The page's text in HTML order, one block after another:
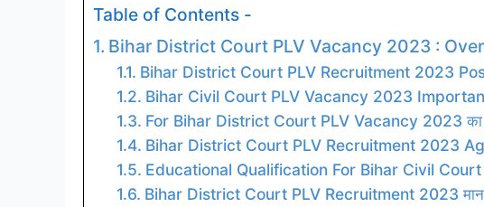
Table of Contents -
Bihar District Court PLV Vacancy 2023 :
Bihar District Court PLV Recruitment 2023
Bihar Civil Court PLV Vacancy 2023
For Bihar District Court PLV Vacancy 2023 का
Bihar District Court PLV Recruitment 2023
Educational Qualification For Bihar Civil
Bihar District Court PLV Recruitment 2023